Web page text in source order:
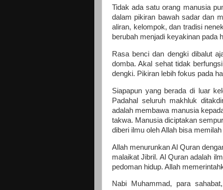
Tidak ada satu orang manusia
dalam pikiran bawah sadar dan
aliran, kelompok, dan tradisi
berubah menjadi keyakinan pada
Rasa benci dan dengki dibalut
domba. Akal sehat tidak
dengki. Pikiran lebih fokus pada
Siapapun yang berada di luar
Padahal seluruh makhluk
adalah membawa manusia
takwa. Manusia diciptakan
diberi ilmu oleh Allah bisa
Allah menurunkan Al Quran
malaikat Jibril. Al Quran adalah
pedoman hidup. Allah
Nabi Muhammad, para